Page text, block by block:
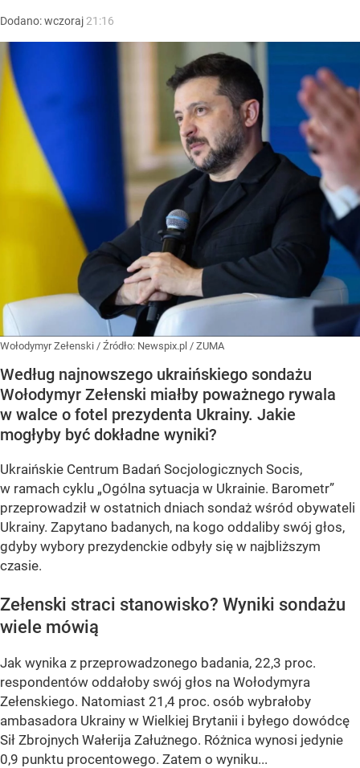
Dodano:wczoraj 21:16
Wołodymyr Zełenski / Źródło: Newspix.pl / ZUMA
Według najnowszego ukraińskiego sondażu
Wołodymyr Zełenski miałby poważnego rywala
w walce o fotel prezydenta Ukrainy. Jakie
mogłyby być dokładne wyniki?
Ukraińskie Centrum Badań Socjologicznych Socis,
w ramach cyklu „Ogólna sytuacja w Ukrainie. Barometr”
przeprowadził w ostatnich dniach sondaż wśród obywateli
Ukrainy. Zapytano badanych, na kogo oddaliby swój głos,
gdyby wybory prezydenckie odbyły się w najbliższym
czasie.
Zełenski straci stanowisko? Wyniki sondażu
wiele mówią
Jak wynika z przeprowadzonego badania, 22,3 proc.
respondentów oddałoby swój głos na Wołodymyra
Zełenskiego. Natomiast 21,4 proc. osób wybrałoby
ambasadora Ukrainy w Wielkiej Brytanii i byłego dowódcę
Sił Zbrojnych Wałerija Załużnego. Różnica wynosi jedynie
0,9 punktu procentowego. Zatem o wyniku...